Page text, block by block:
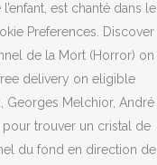
est chanté dans le
Preferences. Discover
de la Mort (Horror) on
delivery on eligible
Georges Melchior, André
pour trouver un cristal de
du fond en direction de